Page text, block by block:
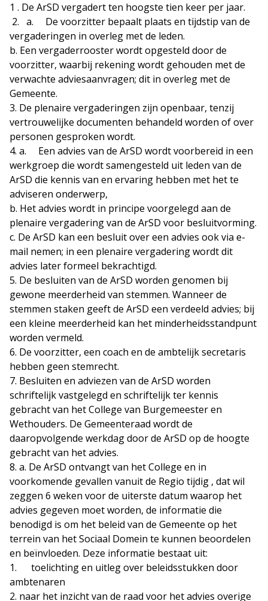
1 . De ArSD vergadert ten hoogste tien keer per jaar.
2. a. De voorzitter bepaalt plaats en tijdstip van de
vergaderingen in overleg met de leden.
b. Een vergaderrooster wordt opgesteld door de
voorzitter, waarbij rekening wordt gehouden met de
verwachte adviesaanvragen; dit in overleg met de
Gemeente.
3. De plenaire vergaderingen zijn openbaar, tenzij
vertrouwelijke documenten behandeld worden of over
personen gesproken wordt.
4. a. Een advies van de ArSD wordt voorbereid in een
werkgroep die wordt samengesteld uit leden van de
ArSD die kennis van en ervaring hebben met het te
adviseren onderwerp,
b. Het advies wordt in principe voorgelegd aan de
plenaire vergadering van de ArSD voor besluitvorming.
c. De ArSD kan een besluit over een advies ook via e-
mail nemen; in een plenaire vergadering wordt dit
advies later formeel bekrachtigd.
5. De besluiten van de ArSD worden genomen bij
gewone meerderheid van stemmen. Wanneer de
stemmen staken geeft de ArSD een verdeeld advies; bij
een kleine meerderheid kan het minderheidsstandpunt
worden vermeld.
6. De voorzitter, een coach en de ambtelijk secretaris
hebben geen stemrecht.
7. Besluiten en adviezen van de ArSD worden
schriftelijk vastgelegd en schriftelijk ter kennis
gebracht van het College van Burgemeester en
Wethouders. De Gemeenteraad wordt de
daaropvolgende werkdag door de ArSD op de hoogte
gebracht van het advies.
8. a. De ArSD ontvangt van het College en in
voorkomende gevallen vanuit de Regio tijdig , dat wil
zeggen 6 weken voor de uiterste datum waarop het
advies gegeven moet worden, de informatie die
benodigd is om het beleid van de Gemeente op het
terrein van het Sociaal Domein te kunnen beoordelen
en beïnvloeden. Deze informatie bestaat uit:
1. toelichting en uitleg over beleidsstukken door
ambtenaren
2. naar het inzicht van de raad voor het advies overige